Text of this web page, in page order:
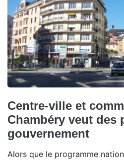
Centre-ville et
Chambéry veut des
gouvernement
Alors que le programme